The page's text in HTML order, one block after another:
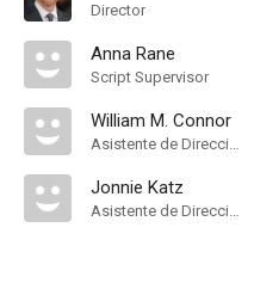
Director
Anna Rane
Script Supervisor
William M. Connor
Asistente de Dirección
Jonnie Katz
Asistente de Dirección